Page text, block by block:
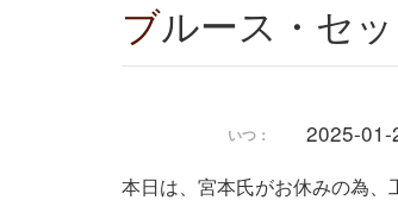
ブルース・セ
いつ： 2025-01-
本日は、宮本氏がお休みの為、